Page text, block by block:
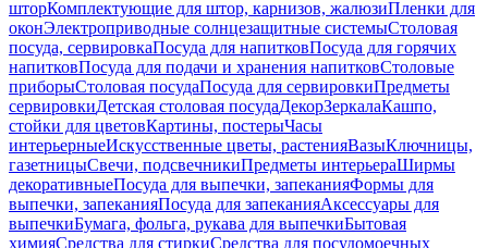
шторКомплектующие для штор, карнизов, жалюзиПленки для
оконЭлектроприводные солнцезащитные системыСтоловая
посуда, сервировкаПосуда для напитковПосуда для горячих
напитковПосуда для подачи и хранения напитковСтоловые
приборыСтоловая посудаПосуда для сервировкиПредметы
сервировкиДетская столовая посудаДекорЗеркалаКашпо,
стойки для цветовКартины, постерыЧасы
интерьерныеИскусственные цветы, растенияВазыКлючницы,
газетницыСвечи, подсвечникиПредметы интерьераШирмы
декоративныеПосуда для выпечки, запеканияФормы для
выпечки, запеканияПосуда для запеканияАксессуары для
выпечкиБумага, фольга, рукава для выпечкиБытовая
химияСредства для стиркиСредства для посудомоечных